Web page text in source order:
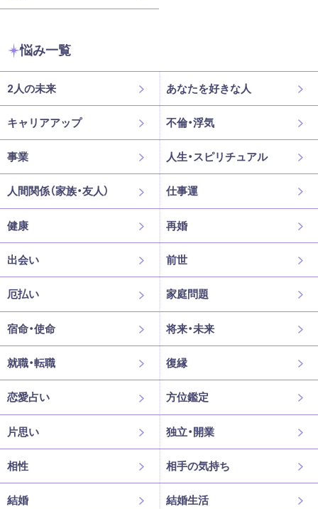
悩み一覧
2人の未来 あなたを好きな人
キャリアアップ 不倫・浮気
事業 人生・スピリチュアル
人間関係（家族・友人） 仕事運
健康 再婚
出会い 前世
厄払い 家庭問題
宿命・使命 将来・未来
就職・転職 復縁
恋愛占い 方位鑑定
片思い 独立・開業
相性 相手の気持ち
結婚 結婚生活